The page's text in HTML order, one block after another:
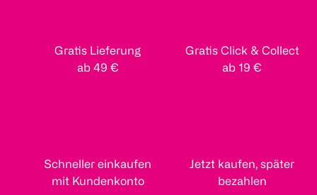
Gratis Lieferung
ab 49 €
Gratis Click & Collect
ab 19 €
Schneller einkaufen
mit Kundenkonto
Jetzt kaufen, später
bezahlen